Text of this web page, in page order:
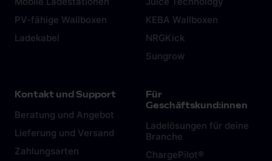
PV-fähige Wallboxen
Ladekabel
KEBA Wallboxen
NRGKick
Sungrow
Kontakt und Support
Beratung und Angebot
Lieferung und Versand
Zahlungsarten
Für
Geschäftskund:innen
Ladelösungen für deine
Branche
ChargePilot®